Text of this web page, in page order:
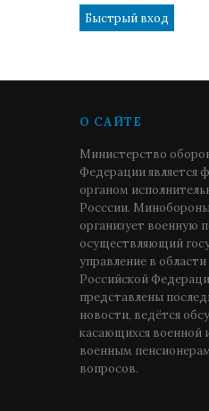
О САЙТЕ
Министерство
Федерации является
органом
Росссии.
организует военную
осуществляющий
управление в
Российской
представлены
новости, ведётся
касающихся военной
военным
вопросов.